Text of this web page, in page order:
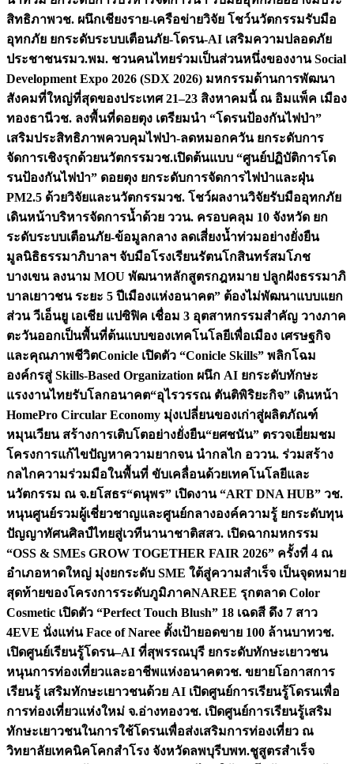
สิทธิภาพวช. ผนึกเชียงราย-เครือข่ายวิจัย โชว์นวัตกรรมรับมือ
อุทกภัย ยกระดับระบบเตือนภัย-โดรน-AI เสริมความปลอดภัย
ประชาชนรมว.พม. ชวนคนไทยร่วมเป็นส่วนหนึ่งของงาน Social
Development Expo 2026 (SDX 2026) มหกรรมด้านการพัฒนา
สังคมที่ใหญ่ที่สุดของประเทศ 21–23 สิงหาคมนี้ ณ อิมแพ็ค เมือง
ทองธานีวช. ลงพื้นที่ดอยตุง เตรียมนำ “โดรนป้องกันไฟป่า”
เสริมประสิทธิภาพควบคุมไฟป่า-ลดหมอกควัน ยกระดับการ
จัดการเชิงรุกด้วยนวัตกรรมวช.เปิดต้นแบบ “ศูนย์ปฏิบัติการโด
รนป้องกันไฟป่า” ดอยตุง ยกระดับการจัดการไฟป่าและฝุ่น
PM2.5 ด้วยวิจัยและนวัตกรรมวช. โชว์ผลงานวิจัยรับมืออุทกภัย
เดินหน้าบริหารจัดการน้ำด้วย ววน. ครอบคลุม 10 จังหวัด ยก
ระดับระบบเตือนภัย-ข้อมูลกลาง ลดเสี่ยงน้ำท่วมอย่างยั่งยืน
มูลนิธิธรรมาภิบาลฯ จับมือโรงเรียนรัตนโกสินทร์สมโภช
บางเขน ลงนาม MOU พัฒนาหลักสูตรกฎหมาย ปลูกฝังธรรมาภิ
บาลเยาวชน ระยะ 5 ปีเมืองแห่งอนาคต” ต้องไม่พัฒนาแบบแยก
ส่วน วีเอ็นยู เอเชีย แปซิฟิค เชื่อม 3 อุตสาหกรรมสำคัญ วางภาค
ตะวันออกเป็นพื้นที่ต้นแบบของเทคโนโลยีเพื่อเมือง เศรษฐกิจ
และคุณภาพชีวิตConicle เปิดตัว “Conicle Skills” พลิกโฉม
องค์กรสู่ Skills-Based Organization ผนึก AI ยกระดับทักษะ
แรงงานไทยรับโลกอนาคต“อุไรวรรณ ตันติพิริยะกิจ” เดินหน้า
HomePro Circular Economy มุ่งเปลี่ยนของเก่าสู่ผลิตภัณฑ์
หมุนเวียน สร้างการเติบโตอย่างยั่งยืน“ยศชนัน” ตรวจเยี่ยมชม
โครงการแก้ไขปัญหาความยากจน นำกลไก อววน. ร่วมสร้าง
กลไกความร่วมมือในพื้นที่ ขับเคลื่อนด้วยเทคโนโลยีและ
นวัตกรรม ณ จ.ยโสธร“ดนุพร” เปิดงาน “ART DNA HUB” วช.
หนุนศูนย์รวมผู้เชี่ยวชาญและศูนย์กลางองค์ความรู้ ยกระดับทุน
ปัญญาทัศนศิลป์ไทยสู่เวทีนานาชาติสสว. เปิดฉากมหกรรม
“OSS & SMEs GROW TOGETHER FAIR 2026” ครั้งที่ 4 ณ
อำเภอหาดใหญ่ มุ่งยกระดับ SME ใต้สู่ความสำเร็จ เป็นจุดหมาย
สุดท้ายของโครงการระดับภูมิภาคNAREE รุกตลาด Color
Cosmetic เปิดตัว “Perfect Touch Blush” 18 เฉดสี ดึง 7 สาว
4EVE นั่งแท่น Face of Naree ตั้งเป้ายอดขาย 100 ล้านบาทวช.
เปิดศูนย์เรียนรู้โดรน–AI ที่สุพรรณบุรี ยกระดับทักษะเยาวชน
หนุนการท่องเที่ยวและอาชีพแห่งอนาคตวช. ขยายโอกาสการ
เรียนรู้ เสริมทักษะเยาวชนด้วย AI เปิดศูนย์การเรียนรู้โดรนเพื่อ
การท่องเที่ยวแห่งใหม่ จ.อ่างทองวช. เปิดศูนย์การเรียนรู้เสริม
ทักษะเยาวชนในการใช้โดรนเพื่อส่งเสริมการท่องเที่ยว ณ
วิทยาลัยเทคนิคโคกสำโรง จังหวัดลพบุรีบพท.ชูสูตรสำเร็จ